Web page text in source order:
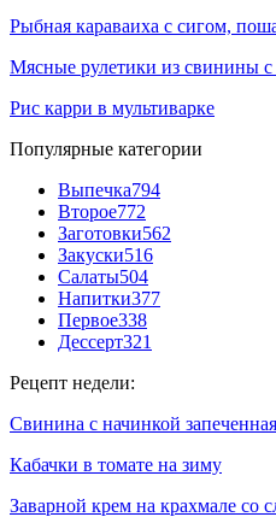
Рыбная караваиха с сигом,
Мясные рулетики из свинины
Рис карри в мультиварке
Популярные категории
Выпечка794
Второе772
Заготовки562
Закуски516
Салаты504
Напитки377
Первое338
Дессерт321
Рецепт недели:
Свинина с начинкой
Кабачки в томате на зиму
Заварной крем на крахмале